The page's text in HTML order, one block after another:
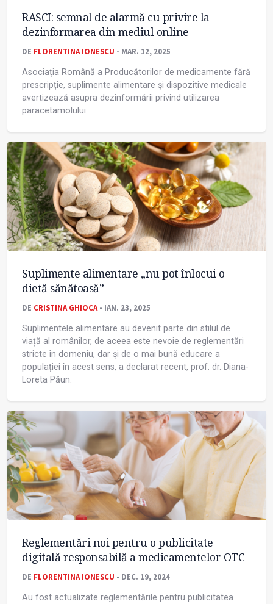
RASCI: semnal de alarmă cu privire la
dezinformarea din mediul online
DE FLORENTINA IONESCU - MAR. 12, 2025
Asociația Română a Producătorilor de medicamente fără
prescripție, suplimente alimentare și dispozitive medicale
avertizează asupra dezinformării privind utilizarea
paracetamolului.
Suplimente alimentare „nu pot înlocui o
dietă sănătoasă”
DE CRISTINA GHIOCA- IAN. 23, 2025
Suplimentele alimentare au devenit parte din stilul de
viață al românilor, de aceea este nevoie de reglementări
stricte în domeniu, dar și de o mai bună educare a
populației în acest sens, a declarat recent, prof. dr. Diana-
Loreta Păun.
Reglementări noi pentru o publicitate
digitală responsabilă a medicamentelor OTC
DE FLORENTINA IONESCU - DEC. 19, 2024
Au fost actualizate reglementările pentru publicitatea